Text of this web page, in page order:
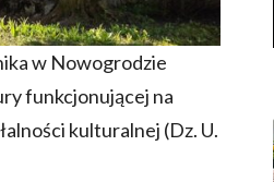
w Nowogrodzie
funkcjonującej na
kulturalnej (Dz. U.